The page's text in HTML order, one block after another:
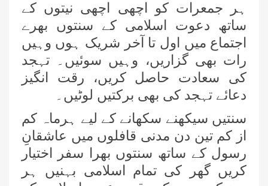
ہر جمعرات کو اچھی اچھی نیتوں کے
ساتھ دعوت اسلامی کے سنتوں بھرے
اجتماع میں اول تا آخر شریک ہوں وہیں
رات بھی گزاریں، وہیں سوئیں۔ تہجد
کی سعادت حاصل کریں، رقت انگیز
دعائے تہجد کی بھی برکتیں لوٹیں۔
سنتیں سیکھنے سکھانے کے لیے ہرماہ کم
از کم تین دن مدنی قافلوں میں عاشقانِ
رسول کے ساتھ سنتوں بھرا سفر اختیار
کریں گھر کی تمام اسلامی بہنیں ہر